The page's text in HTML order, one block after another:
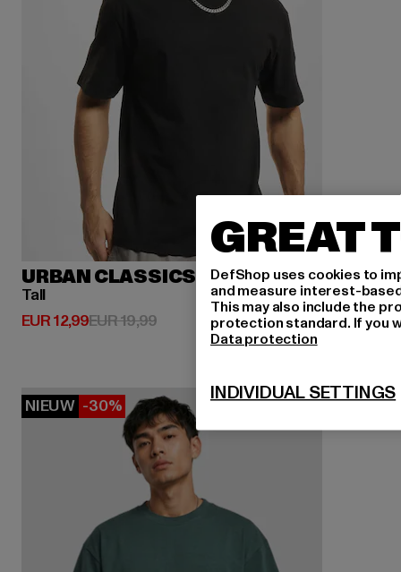
URBAN CLASSICS
Tall
EUR 12,99
Huidige prijs: EUR 12,99
EUR 19,99Actieprijs: EUR 19,99
NIEUW -30%
GREAT
DefShop uses cookies to
and measure interest-
This may also include the
protection standard. If you
Data protection
INDIVIDUAL SETTINGS